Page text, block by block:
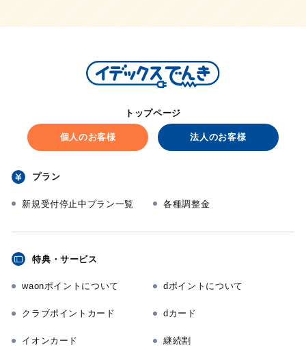
トップページ
個人のお客様 法人のお客様
プラン
新規受付停止中プラン一覧 各種調整金
特典・サービス
waonポイントについて dポイントについて
クラブポイントカード dカード
イオンカード 継続割